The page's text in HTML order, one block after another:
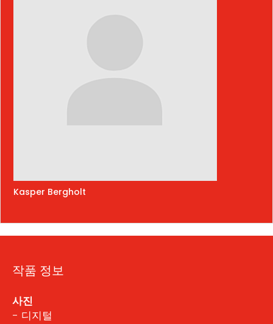
Kasper Bergholt
작품 정보
사진
- 디지털